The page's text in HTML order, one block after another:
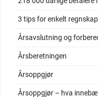
3 tips for enkelt regnskap
Årsavslutning og
Årsberetningen
Årsoppgjør
Årsoppgjør – hva